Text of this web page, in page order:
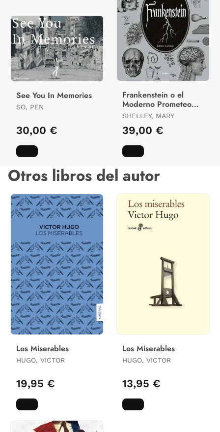
See You In Memories
SO, PEN
30,00 €
Frankenstein o el
Moderno Prometeo
(Edición Ilustrada)
SHELLEY, MARY
39,00 €
Otros libros del autor
Los Miserables
HUGO, VICTOR
19,95 €
Los Miserables
HUGO, VICTOR
13,95 €